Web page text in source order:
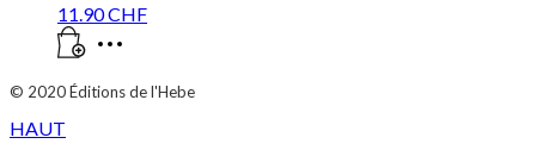
11.90CHF
© 2020Éditions de l'Hebe
HAUT